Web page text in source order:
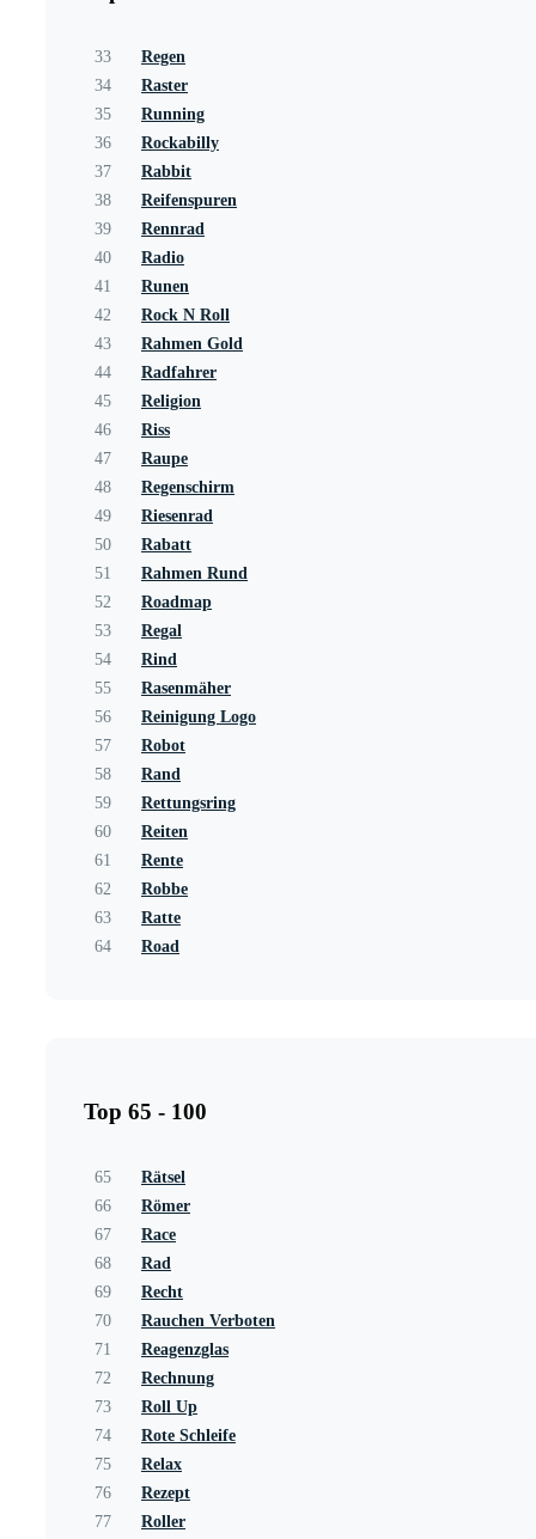
33
Regen
34
Raster
35
Running
36
Rockabilly
37
Rabbit
38
Reifenspuren
39
Rennrad
40
Radio
41
Runen
42
Rock N Roll
43
Rahmen Gold
44
Radfahrer
45
Religion
46
Riss
47
Raupe
48
Regenschirm
49
Riesenrad
50
Rabatt
51
Rahmen Rund
52
Roadmap
53
Regal
54
Rind
55
Rasenmäher
56
Reinigung Logo
57
Robot
58
Rand
59
Rettungsring
60
Reiten
61
Rente
62
Robbe
63
Ratte
64
Road
Top 65 - 100
65
Rätsel
66
Römer
67
Race
68
Rad
69
Recht
70
Rauchen Verboten
71
Reagenzglas
72
Rechnung
73
Roll Up
74
Rote Schleife
75
Relax
76
Rezept
77
Roller